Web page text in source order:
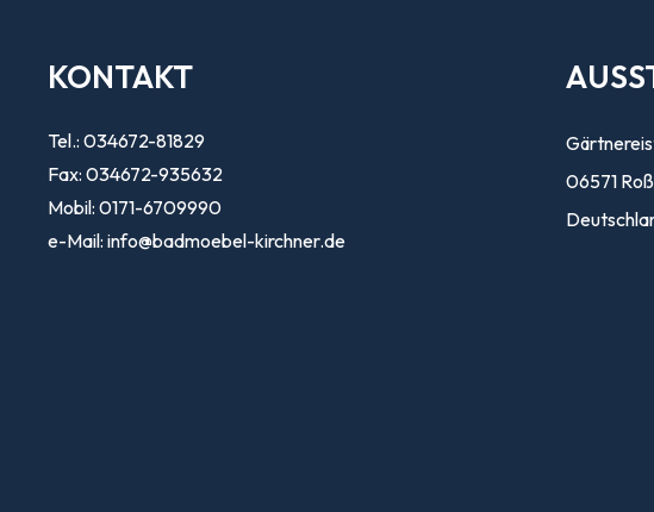
KONTAKT
Tel.: 034672-81829
Fax: 034672-935632
Mobil: 0171-6709990
e-Mail: info@badmoebel-kirchner.de
06571